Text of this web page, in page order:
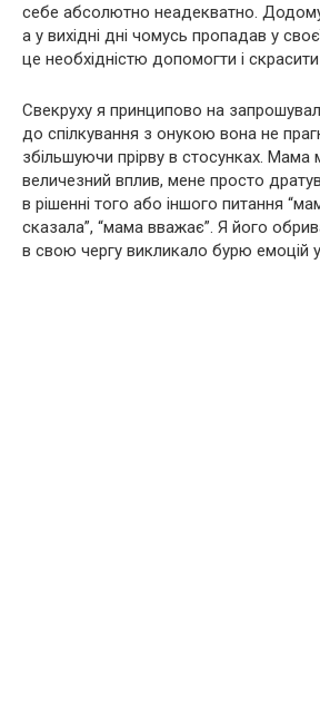
себе абсолютно неадекватно. Додому
а у вихідні дні чомусь пропадав у
це необхідністю допомогти і
Свекруху я принципово на
до спілкування з онукою вона не
збільшуючи прірву в стосунках. Мама
величезний вплив, мене просто
в рішенні того або іншого питання
сказала”, “мама вважає”. Я його
в свою чергу викликало бурю емоцій